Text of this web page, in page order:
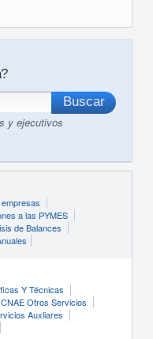
y ejecutivos
a las PYMES
de Balances
Y Técnicas
CNAE Otros Servicios
Auxliares